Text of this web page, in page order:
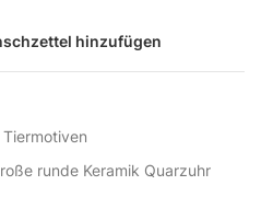
hinzufügen
runde Keramik Quarzuhr